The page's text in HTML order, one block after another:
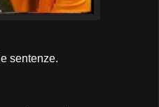
sentenze.